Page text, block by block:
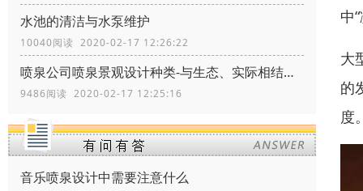
水池的清洁与水泵维护
10040阅读 2020-02-17 12:26:22
喷泉公司喷泉景观设计种类-与生态、实际相结合
9486阅读 2020-02-17 12:25:16
音乐喷泉设计中需要注意什么
中
大
的
度